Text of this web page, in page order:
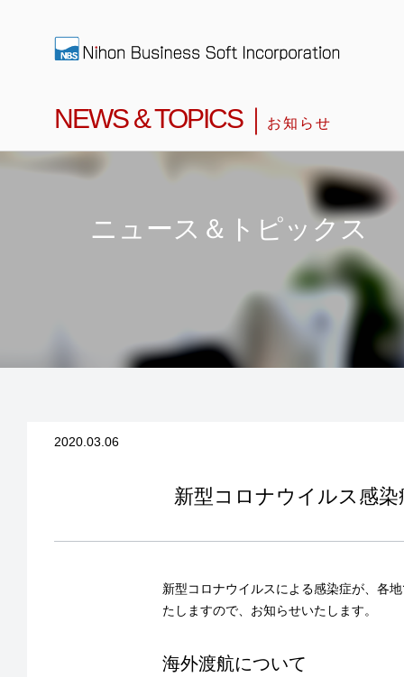
NEWS & TOPICS｜ お知らせ
ニュース＆トピックス
2020.03.06
新型コロナウイルス感
新型コロナウイルスによる感染症が、各
たしますので、お知らせいたします。
海外渡航について